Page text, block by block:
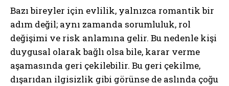
Bazı bireyler için evlilik, yalnızca romantik bir
adım değil; aynı zamanda sorumluluk, rol
değişimi ve risk anlamına gelir. Bu nedenle kişi
duygusal olarak bağlı olsa bile, karar verme
aşamasında geri çekilebilir. Bu geri çekilme,
dışarıdan ilgisizlik gibi görünse de aslında çoğu